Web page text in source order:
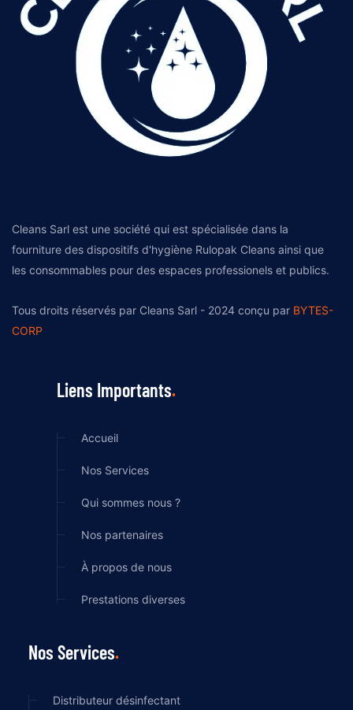
Cleans Sarl est une société qui est spécialisée dans la
fourniture des dispositifs d'hygiène Rulopak Cleans ainsi que
les consommables pour des espaces professionels et publics.
Tous droits réservés par Cleans Sarl - 2024 conçu par BYTES-
CORP
Liens Importants
Accueil
Nos Services
Qui sommes nous ?
Nos partenaires
À propos de nous
Prestations diverses
Nos Services
Distributeur désinfectant